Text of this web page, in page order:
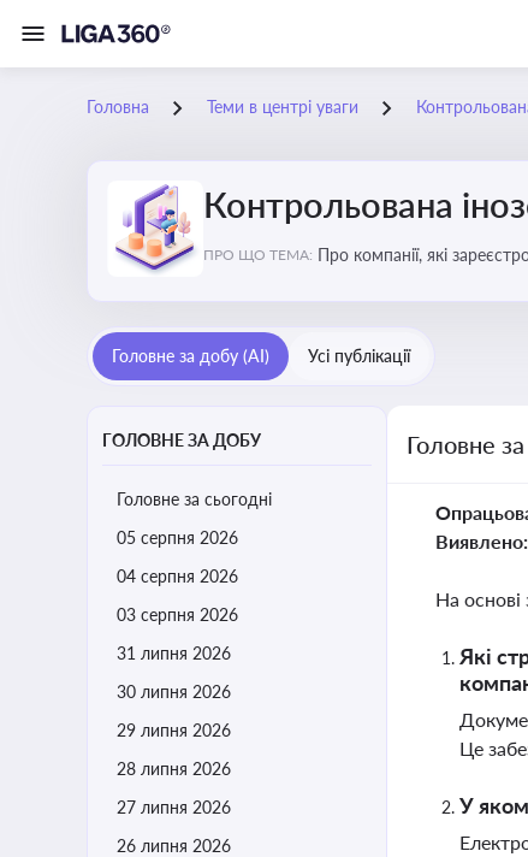
Головна Теми в центрі уваги
Контрольована
ПРО ЩО ТЕМА: Про компанії, які
Головне за добу (AI) Усі публікації
ГОЛОВНЕ ЗА ДОБУ
Головне за сьогодні
05 серпня 2026
04 серпня 2026
03 серпня 2026
31 липня 2026
30 липня 2026
29 липня 2026
28 липня 2026
27 липня 2026
26 липня 2026
Головне
Виявлено:
На основі
Які
Це
У